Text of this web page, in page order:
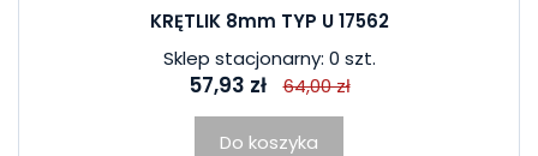
KRĘTLIK 8mm TYP U 17562
Sklep stacjonarny: 0 szt.
57,93 zł 64,00 zł
Do koszyka